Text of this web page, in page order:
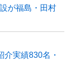
が福島・田村
実績830名・